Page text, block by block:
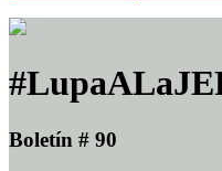
Boletín # 90